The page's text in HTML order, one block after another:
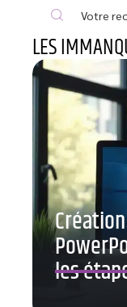
LES
les